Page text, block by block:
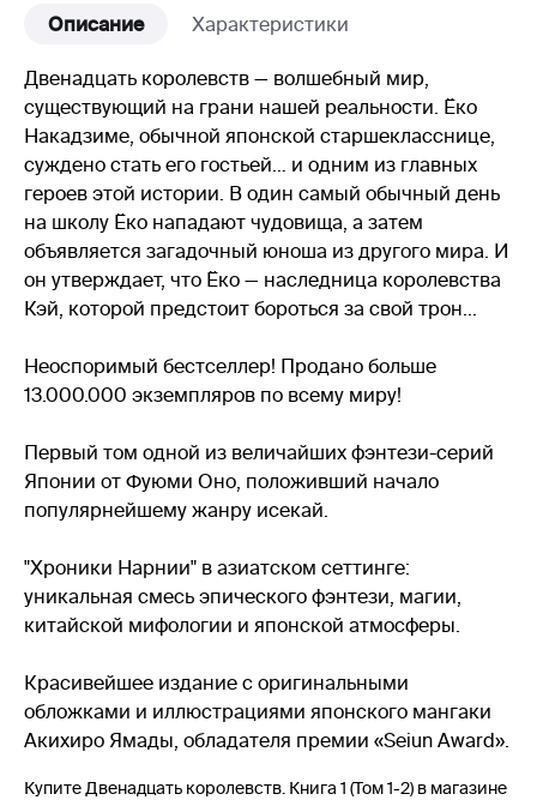
Описание Характеристики
Двенадцать королевств — волшебный мир,
существующий на грани нашей реальности. Ёко
Накадзиме, обычной японской старшекласснице,
суждено стать его гостьей… и одним из главных
героев этой истории. В один самый обычный день
на школу Ёко нападают чудовища, а затем
объявляется загадочный юноша из другого мира. И
он утверждает, что Ёко — наследница королевства
Кэй, которой предстоит бороться за свой трон...
Неоспоримый бестселлер! Продано больше
13.000.000 экземпляров по всему миру!
Первый том одной из величайших фэнтези-серий
Японии от Фуюми Оно, положивший начало
популярнейшему жанру исекай.
"Хроники Нарнии" в азиатском сеттинге:
уникальная смесь эпического фэнтези, магии,
китайской мифологии и японской атмосферы.
Красивейшее издание с оригинальными
обложками и иллюстрациями японского мангаки
Акихиро Ямады, обладателя премии «Seiun Award».
Купите Двенадцать королевств. Книга 1 (Том 1-2) в магазине